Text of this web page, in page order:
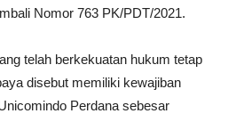
Nomor 763 PK/PDT/2021.
telah berkekuatan hukum tetap
disebut memiliki kewajiban
Perdana sebesar